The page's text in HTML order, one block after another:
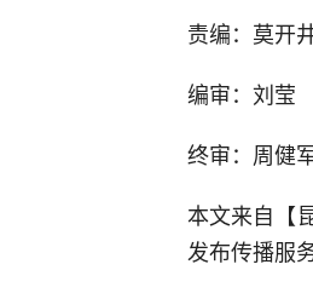
责编：莫开
编审：刘莹
终审：周健
本文来自【
发布传播服务